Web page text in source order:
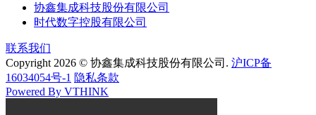
协鑫集成科技股份有限公司
时代数字控股有限公司
联系我们
Copyright 2026 © 协鑫集成科技股份有限公司. 沪ICP备
16034054号-1 隐私条款
Powered By VTHINK